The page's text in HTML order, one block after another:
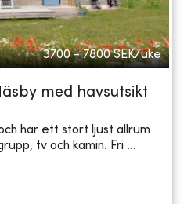
3700 - 7800 SEK/uke
med havsutsikt
har ett stort ljust allrum
tv och kamin. Fri ...